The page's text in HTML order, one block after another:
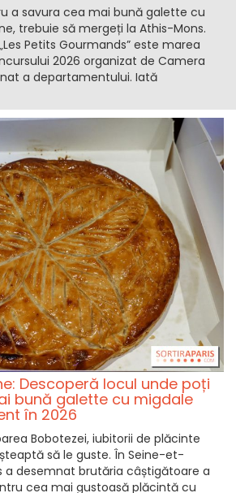
a savura cea mai bună galette cu
trebuie să mergeți la Athis-Mons.
Petits Gourmands” este marea
2026 organizat de Camera
a departamentului. Iată
Descoperă locul unde poți
bună galette cu migdale
în 2026
Bobotezei, iubitorii de plăcinte
să le guste. În Seine-et-
a desemnat brutăria câștigătoare a
cea mai gustoasă plăcintă cu